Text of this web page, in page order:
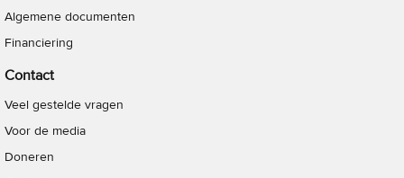
Algemene documenten
Financiering
Contact
Veel gestelde vragen
Voor de media
Doneren